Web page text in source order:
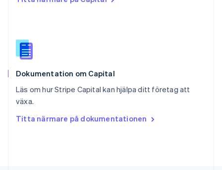
Dokumentation om Capital
Läs om hur Stripe Capital kan hjälpa ditt företag att
växa.
Titta närmare på dokumentationen
Español
Storbritannien
Sverige
Thailand
ไทย
English